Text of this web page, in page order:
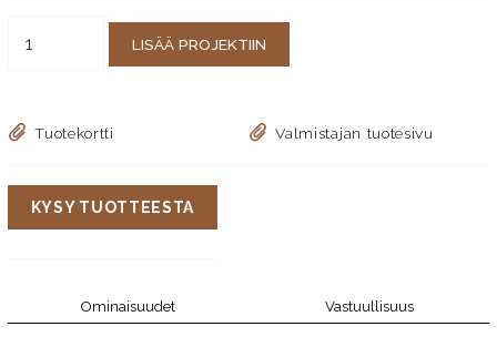
LISÄÄ PROJEKTIIN
Tuotekortti Valmistajan tuotesivu
KYSY TUOTTEESTA
Ominaisuudet Vastuullisuus